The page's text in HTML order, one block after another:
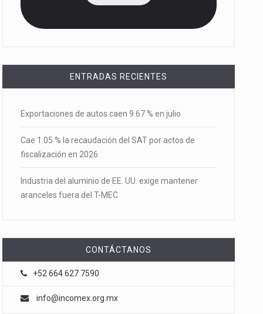
ENTRADAS RECIENTES
Exportaciones de autos caen 9.67 % en julio
Cae 1.05 % la recaudación del SAT por actos de
fiscalización en 2026
Industria del aluminio de EE. UU. exige mantener
aranceles fuera del T-MEC
CONTÁCTANOS
+52 664 627 7590
info@incomex.org.mx